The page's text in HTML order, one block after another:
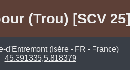
(Trou) [SCV 25]
d'Entremont (Isère - FR - France)
45.391335,5.818379